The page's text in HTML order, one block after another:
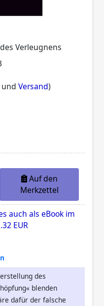
Verleugnens
und Versand)
Auf den
Merkzettel
auch als eBook im
EUR
des
blenden
dafür der falsche